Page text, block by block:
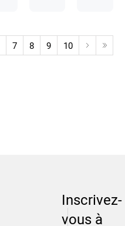
7 8 9 10
Inscrivez-
vous à